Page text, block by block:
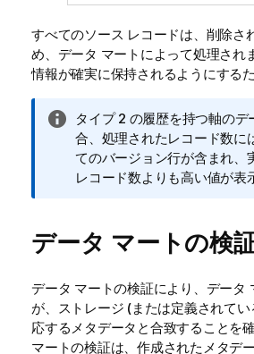
すべてのソース レコードは、削除さ
め、データ マートによって処理され
情報が確実に保持されるようにする
情
報
メ
モ
タイプ 2 の履歴を持つ軸のデ
合、処理されたレコード数に
てのバージョン行が含まれ、
レコード数よりも高い値が表
データ マートの検
データ マートの検証により、データ
が、ストレージ (または定義されて
応するメタデータと合致することを
マートの検証は、作成されたメタデ